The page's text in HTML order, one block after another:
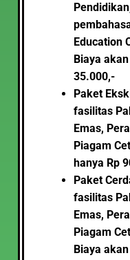
Education
Biaya
35.000,-
Paket
fasilitas
Emas,
Piagam
hanya Rp
Paket
fasilitas
Emas,
Piagam
Biaya